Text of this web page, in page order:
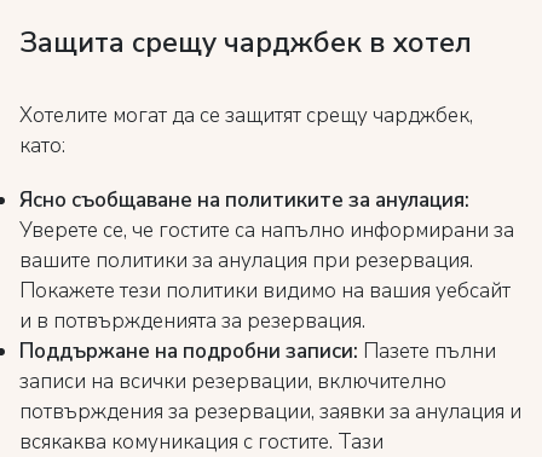
Защита срещу чарджбек в хотел
Хотелите могат да се защитят срещу чарджбек,
като:
Ясно съобщаване на политиките за анулация:
Уверете се, че гостите са напълно информирани за
вашите политики за анулация при резервация.
Покажете тези политики видимо на вашия уебсайт
и в потвържденията за резервация.
Поддържане на подробни записи: Пазете пълни
записи на всички резервации, включително
потвърждения за резервации, заявки за анулация и
всякаква комуникация с гостите. Тази